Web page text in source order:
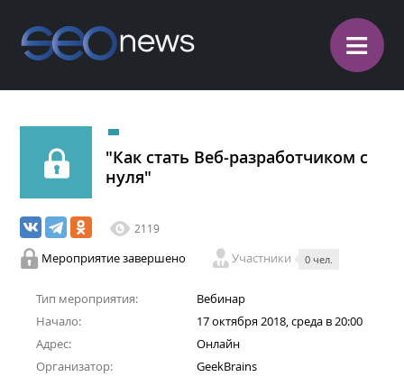
≡
"Как стать Веб-разработчиком с
нуля"
2119
Мероприятие завершено Участники 0 чел.
Тип мероприятия:
Вебинар
Начало:
17 октября 2018, среда в 20:00
Адрес:
Онлайн
Организатор:
GeekBrains